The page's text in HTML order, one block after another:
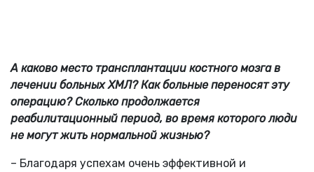
А каково место трансплантации костного мозга в
лечении больных ХМЛ? Как больные переносят эту
операцию? Сколько продолжается
реабилитационный период, во время которого люди
не могут жить нормальной жизнью?
– Благодаря успехам очень эффективной и